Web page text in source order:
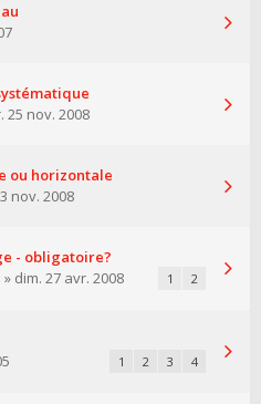
25 nov. 2008
ou horizontale
nov. 2008
- obligatoire?
» dim. 27 avr. 2008 1 2
1 2 3 4